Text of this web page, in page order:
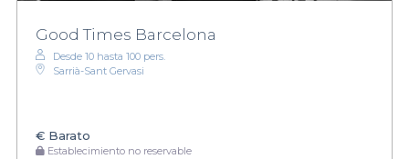
Good Times Barcelona
Desde 10 hasta 100 pers.
Sarrià-Sant Gervasi
€ Barato
Establecimiento no reservable